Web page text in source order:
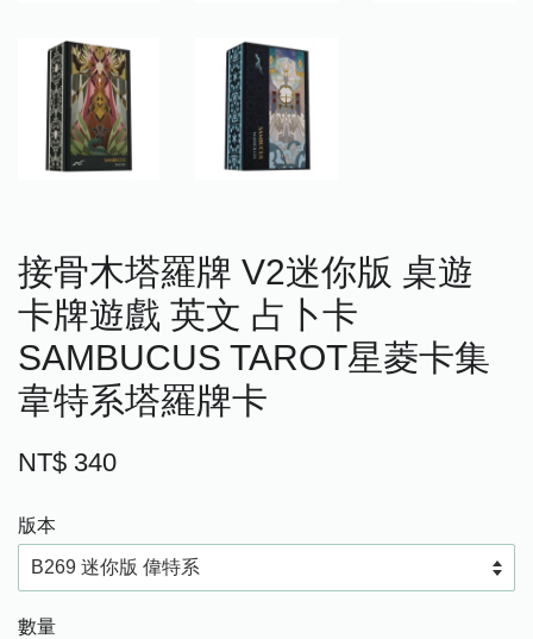
接骨木塔羅牌 V2迷你版 桌遊
卡牌遊戲 英文 占卜卡
SAMBUCUS TAROT星菱卡集
韋特系塔羅牌卡
NT$ 340
版本
數量